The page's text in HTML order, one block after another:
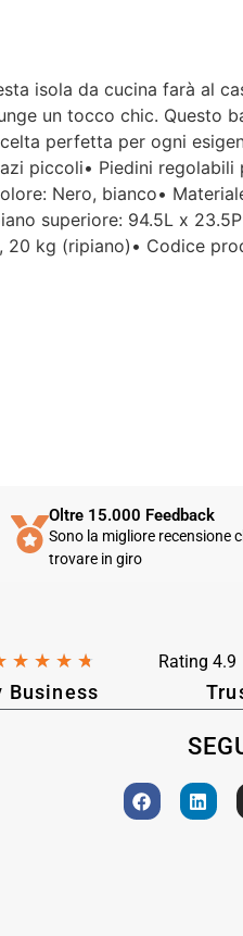
che vende
online, mi
clienti molto
è
in fasce orarie
nel mio caso, la
vendita è stata
isola da cucina farà al
un tocco chic. Questo
perfetta per ogni
piccoli• Piedini
Nero, bianco•
superiore: 94.5L x
kg (ripiano)• Codice
Oltre 15.000 Feedback
Sono la migliore recensione
trovare in giro
★ ★ ★ ★
Business
Rating 4.9